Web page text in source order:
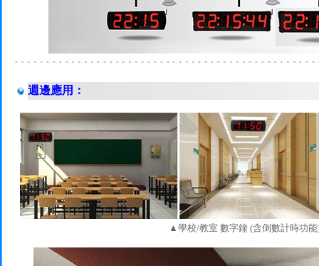
週邊應用：
▲學校/教室 數字鐘 (含倒數計時功能